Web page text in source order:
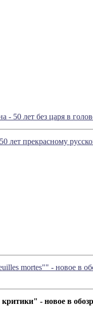
- 50 лет без царя в
лет прекрасному
mortes"" - новое в
- новое в